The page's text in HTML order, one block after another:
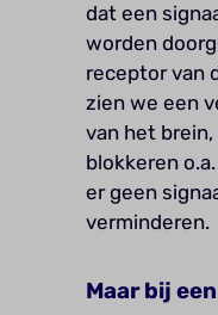
dat een
worden
receptor van
zien we een
van het
blokkeren
er geen
verminderen.
Maar bij